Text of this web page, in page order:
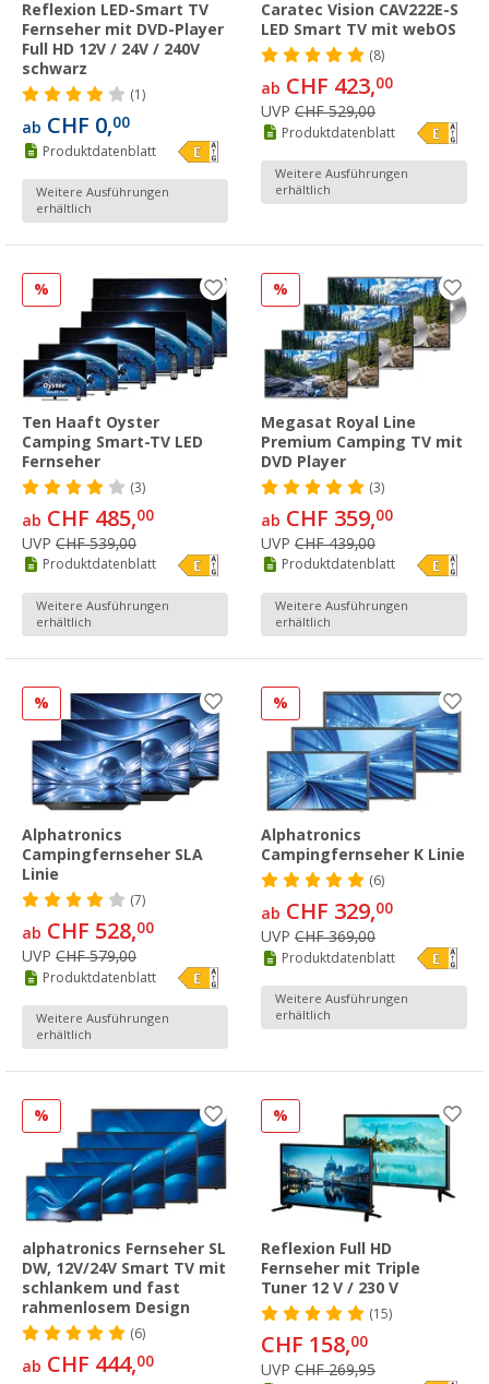
Reflexion LED-Smart TV
Fernseher mit DVD-Player
Full HD 12V / 24V / 240V
schwarz
(1)
ab CHF 0,00
Produktdatenblatt
Weitere Ausführungen
erhältlich
Caratec Vision CAV222E-S
LED Smart TV mit webOS
(8)
ab CHF 423,00
UVP CHF 529,00
Produktdatenblatt
Weitere Ausführungen
erhältlich
%
Ten Haaft Oyster
Camping Smart-TV LED
Fernseher
(3)
ab CHF 485,00
UVP CHF 539,00
Produktdatenblatt
Weitere Ausführungen
erhältlich
%
Megasat Royal Line
Premium Camping TV mit
DVD Player
(3)
ab CHF 359,00
UVP CHF 439,00
Produktdatenblatt
Weitere Ausführungen
erhältlich
%
Alphatronics
Campingfernseher SLA
Linie
(7)
ab CHF 528,00
UVP CHF 579,00
Produktdatenblatt
Weitere Ausführungen
erhältlich
%
Alphatronics
Campingfernseher K Linie
(6)
ab CHF 329,00
UVP CHF 369,00
Produktdatenblatt
Weitere Ausführungen
erhältlich
%
alphatronics Fernseher SL
DW, 12V/24V Smart TV mit
schlankem und fast
rahmenlosem Design
(6)
ab CHF 444,00
%
Reflexion Full HD
Fernseher mit Triple
Tuner 12 V / 230 V
(15)
CHF 158,00
UVP CHF 269,95